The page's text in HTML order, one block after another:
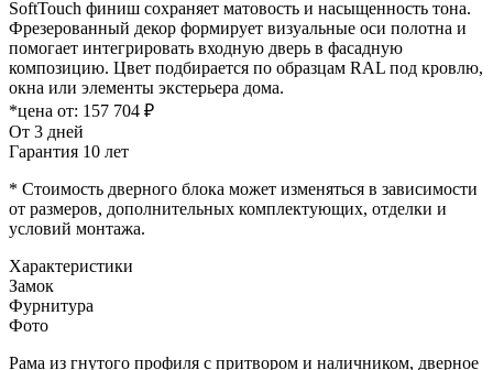
SoftTouch финиш сохраняет матовость и насыщенность тона.
Фрезерованный декор формирует визуальные оси полотна и
помогает интегрировать входную дверь в фасадную
композицию. Цвет подбирается по образцам RAL под кровлю,
окна или элементы экстерьера дома.
*цена от: 157 704 ₽
От 3 дней
Гарантия 10 лет
* Стоимость дверного блока может изменяться в зависимости
от размеров, дополнительных комплектующих, отделки и
условий монтажа.
Характеристики
Замок
Фурнитура
Фото
Рама из гнутого профиля с притвором и наличником, дверное